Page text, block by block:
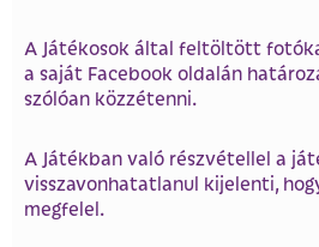
A Játékosok által feltöltött
a saját Facebook oldalán
szólóan közzétenni.
A Játékban való részvétellel a
visszavonhatatlanul kijelenti,
megfelel.